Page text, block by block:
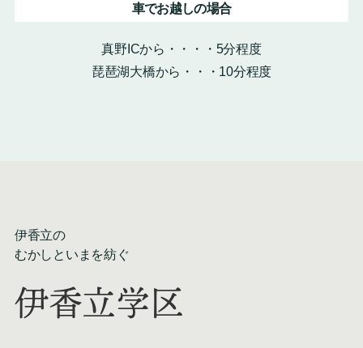
車でお越しの場合
真野ICから・・・・5分程度
琵琶湖大橋から・・・10分程度
伊香立の
むかしといまを紡ぐ
伊香立学区